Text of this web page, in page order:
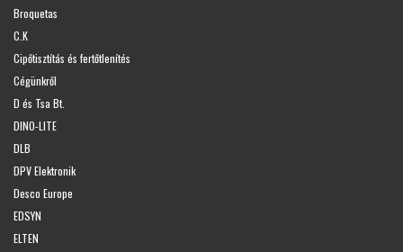
Broquetas
C.K
Cipőtisztítás és fertőtlenítés
Cégünkről
D és Tsa Bt.
DINO-LITE
DLB
DPV Elektronik
Desco Europe
EDSYN
ELTEN